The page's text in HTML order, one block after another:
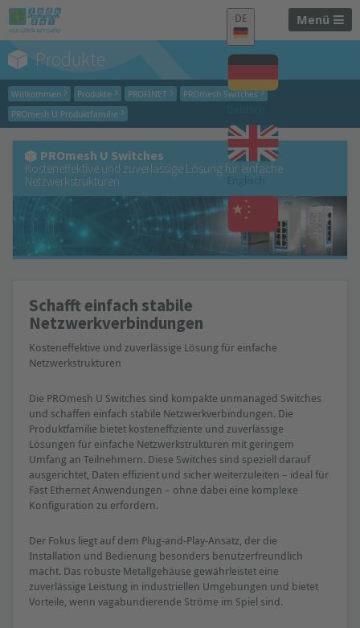
Menü
DE
Chinesisch
Produkte
Willkommen Produkte PROFINET
PROmesh Switches
PROmesh U Produktfamilie
PROmesh U Switches
Kosteneffektive und zuverlässige Lösung für einfache
Netzwerkstrukturen
Schafft einfach stabile
Netzwerkverbindungen
Kosteneffektive und zuverlässige Lösung für einfache
Netzwerkstrukturen
Die PROmesh U Switches sind kompakte unmanaged Switches
und schaffen einfach stabile Netzwerkverbindungen. Die
Produktfamilie bietet kosteneffiziente und zuverlässige
Lösungen für einfache Netzwerkstrukturen mit geringem
Umfang an Teilnehmern. Diese Switches sind speziell darauf
ausgerichtet, Daten effizient und sicher weiterzuleiten – ideal für
Fast Ethernet Anwendungen – ohne dabei eine komplexe
Konfiguration zu erfordern.
Der Fokus liegt auf dem Plug-and-Play-Ansatz, der die
Installation und Bedienung besonders benutzerfreundlich
macht. Das robuste Metallgehäuse gewährleistet eine
zuverlässige Leistung in industriellen Umgebungen und bietet
Vorteile, wenn vagabundierende Ströme im Spiel sind.